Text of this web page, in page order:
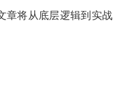
章将从底层逻辑到实战